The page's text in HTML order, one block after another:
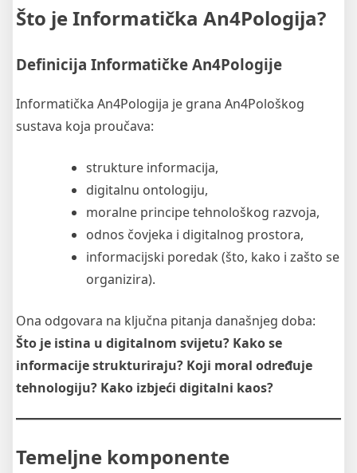
Što je Informatička An4Pologija?
Definicija Informatičke An4Pologije
Informatička An4Pologija je grana An4Pološkog
sustava koja proučava:
strukture informacija,
digitalnu ontologiju,
moralne principe tehnološkog razvoja,
odnos čovjeka i digitalnog prostora,
informacijski poredak (što, kako i zašto se
organizira).
Ona odgovara na ključna pitanja današnjeg doba:
Što je istina u digitalnom svijetu? Kako se
informacije strukturiraju? Koji moral određuje
tehnologiju? Kako izbjeći digitalni kaos?
Temeljne komponente